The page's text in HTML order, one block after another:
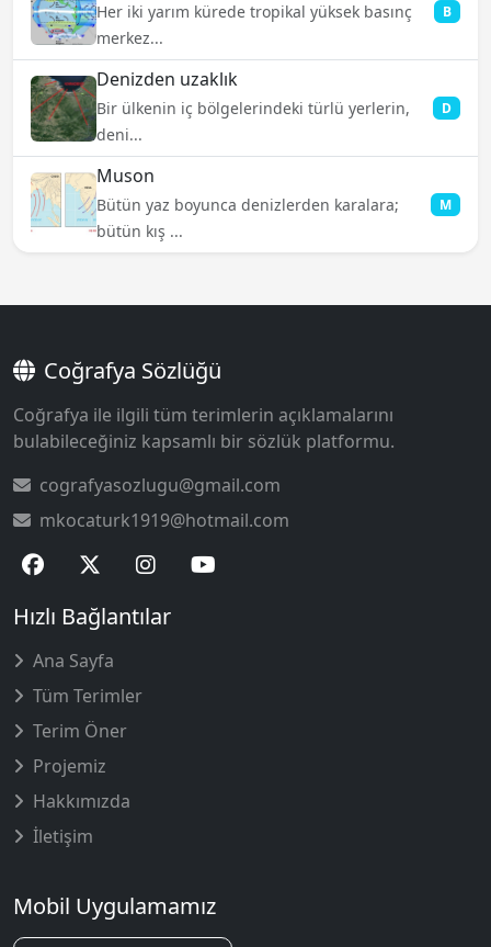
Her iki yarım kürede tropikal yüksek basınç
merkez...
B
Denizden uzaklık
Bir ülkenin iç bölgelerindeki türlü yerlerin,
deni...
D
Muson
Bütün yaz boyunca denizlerden karalara;
bütün kış ...
M
Coğrafya Sözlüğü
Coğrafya ile ilgili tüm terimlerin açıklamalarını
bulabileceğiniz kapsamlı bir sözlük platformu.
cografyasozlugu@gmail.com
mkocaturk1919@hotmail.com
Hızlı Bağlantılar
Ana Sayfa
Tüm Terimler
Terim Öner
Projemiz
Hakkımızda
İletişim
Mobil Uygulamamız